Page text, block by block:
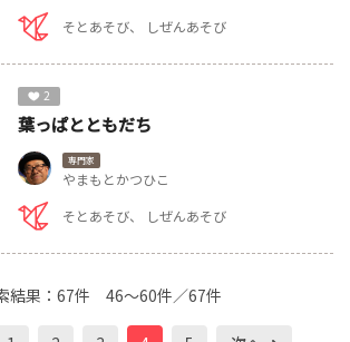
そとあそび
しぜんあそび
2
葉っぱとともだち
専門家
やまもとかつひこ
そとあそび
しぜんあそび
結果： 67件 46～60件／67件